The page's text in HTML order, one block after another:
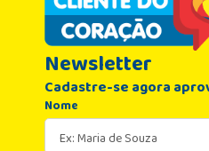
Newsletter
Cadastre-se agora
Nome